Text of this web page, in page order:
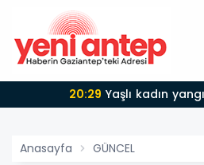
20:29 Yaşlı kadın
Anasayfa GÜNCEL